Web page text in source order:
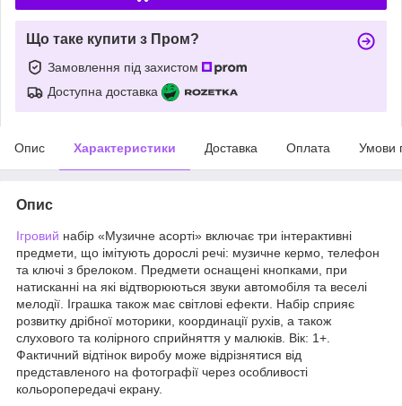
Що таке купити з Пром?
Замовлення під захистом
Доступна доставка
Опис Характеристики Доставка Оплата Умови
Опис
Ігровий набір «Музичне асорті» включає три інтерактивні
предмети, що імітують дорослі речі: музичне кермо, телефон
та ключі з брелоком. Предмети оснащені кнопками, при
натисканні на які відтворюються звуки автомобіля та веселі
мелодії. Іграшка також має світлові ефекти. Набір сприяє
розвитку дрібної моторики, координації рухів, а також
слухового та колірного сприйняття у малюків. Вік: 1+.
Фактичний відтінок виробу може відрізнятися від
представленого на фотографії через особливості
кольоропередачі екрану.